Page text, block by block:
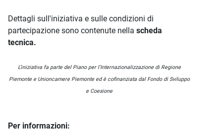
Dettagli sull'iniziativa e sulle condizioni di
partecipazione sono contenute nella scheda
tecnica.
L’iniziativa fa parte del Piano per l'Internazionalizzazione di Regione
Piemonte e Unioncamere Piemonte ed è cofinanziata dal Fondo di Sviluppo
e Coesione
Per informazioni: